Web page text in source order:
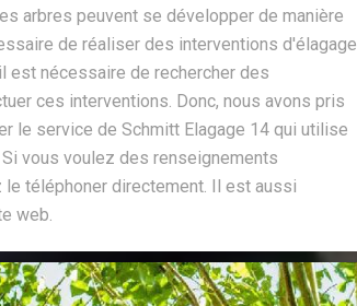
arbres peuvent se développer de manière
de réaliser des interventions d'élagage
est nécessaire de rechercher des
ces interventions. Donc, nous avons pris
le service de Schmitt Elagage 14 qui utilise
vous voulez des renseignements
téléphoner directement. Il est aussi
web.